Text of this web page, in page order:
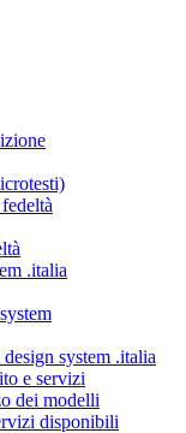
.italia
system .italia
e servizi
dei modelli
disponibili